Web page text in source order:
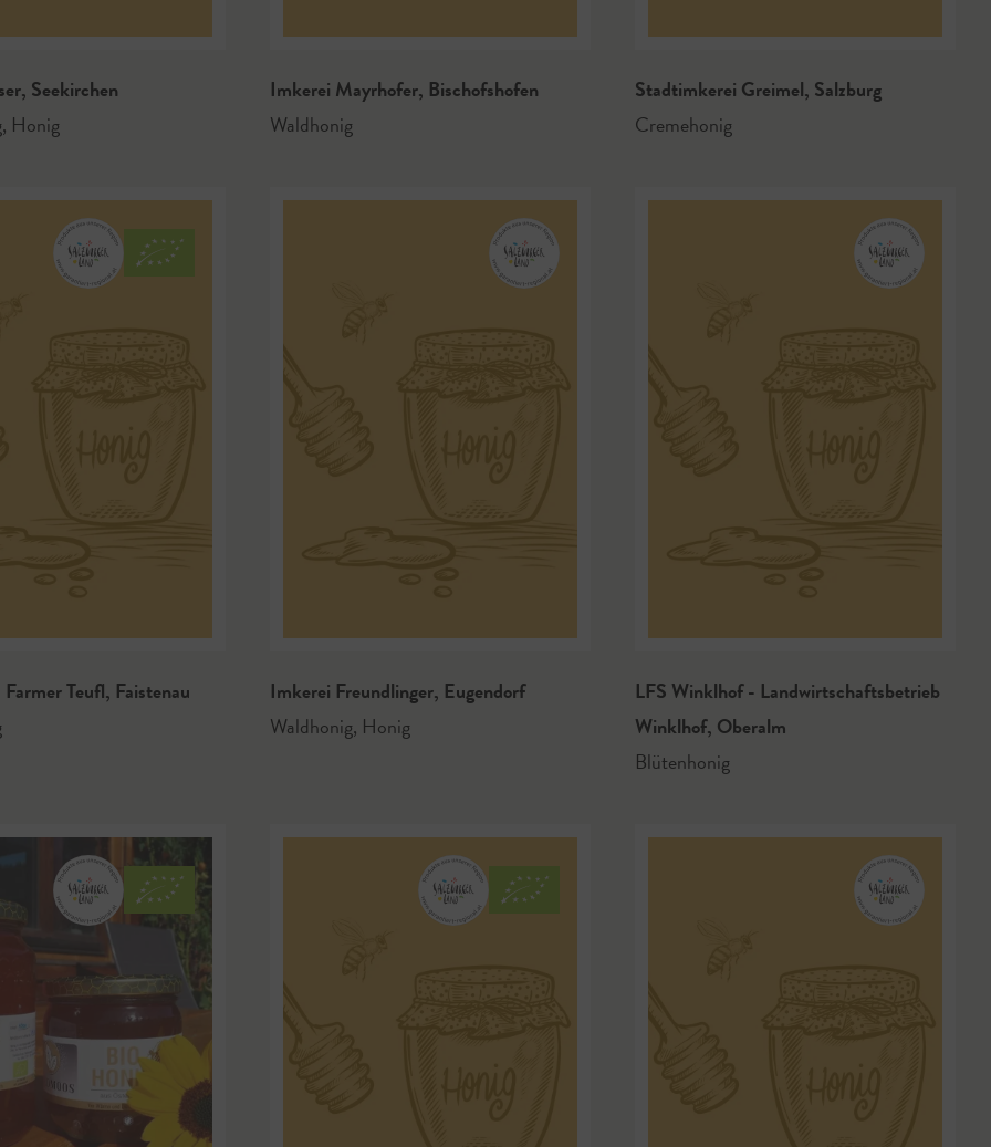
, Seekirchen
, Honig
Imkerei Mayrhofer, Bischofshofen
Waldhonig
Stadtimkerei Greimel, Salzburg
Cremehonig
Farmer Teufl, Faistenau
Imkerei Freundlinger, Eugendorf
Waldhonig, Honig
LFS Winklhof - Landwirtschaftsbetrieb
Winklhof, Oberalm
Blütenhonig